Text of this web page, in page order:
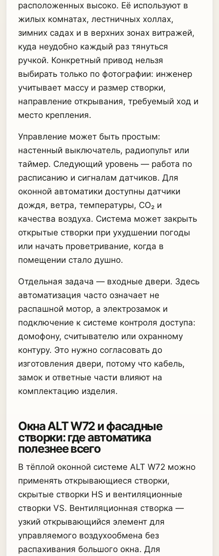
расположенных высоко. Её используют в
жилых комнатах, лестничных холлах,
зимних садах и в верхних зонах витражей,
куда неудобно каждый раз тянуться
ручкой. Конкретный привод нельзя
выбирать только по фотографии: инженер
учитывает массу и размер створки,
направление открывания, требуемый ход и
место крепления.
Управление может быть простым:
настенный выключатель, радиопульт или
таймер. Следующий уровень — работа по
расписанию и сигналам датчиков. Для
оконной автоматики доступны датчики
дождя, ветра, температуры, CO₂ и
качества воздуха. Система может закрыть
открытые створки при ухудшении погоды
или начать проветривание, когда в
помещении стало душно.
Отдельная задача — входные двери. Здесь
автоматизация часто означает не
распашной мотор, а электрозамок и
подключение к системе контроля доступа:
домофону, считывателю или охранному
контуру. Это нужно согласовать до
изготовления двери, потому что кабель,
замок и ответные части влияют на
комплектацию изделия.
Окна ALT W72 и фасадные
створки: где автоматика
полезнее всего
В тёплой оконной системе ALT W72 можно
применять открывающиеся створки,
скрытые створки HS и вентиляционные
створки VS. Вентиляционная створка —
узкий открывающийся элемент для
управляемого воздухообмена без
распахивания большого окна. Для